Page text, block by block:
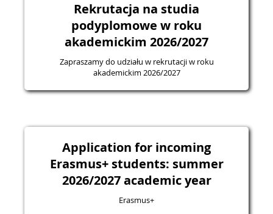
Rekrutacja na studia
podyplomowe w roku
akademickim 2026/2027
Zapraszamy do udziału w rekrutacji w roku
akademickim 2026/2027
Application for incoming
Erasmus+ students: summer
2026/2027 academic year
Erasmus+